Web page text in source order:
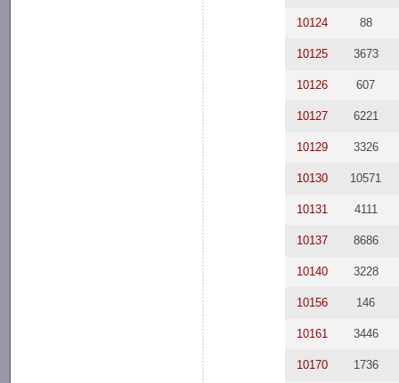
10124 88
10125 3673
10126 607
10127 6221
10129 3326
10130 10571
10131 4111
10137 8686
10140 3228
10156 146
10161 3446
10170 1736